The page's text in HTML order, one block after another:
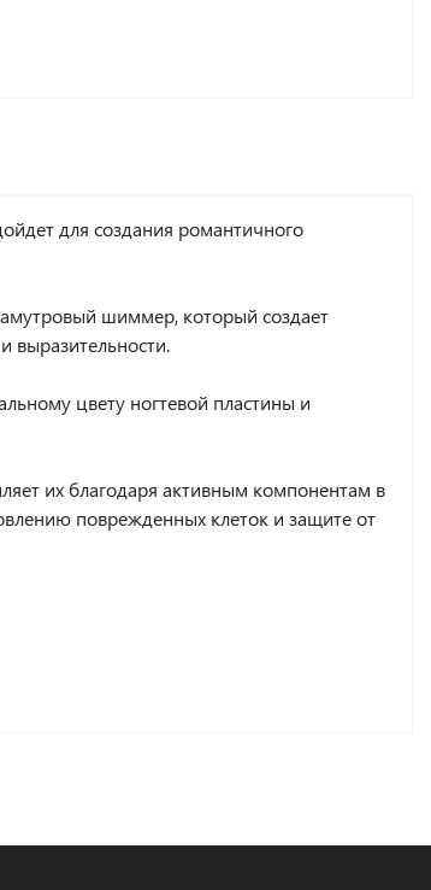
для создания романтичного
шиммер, который создает
выразительности.
цвету ногтевой пластины и
их благодаря активным компонентам в
поврежденных клеток и защите от